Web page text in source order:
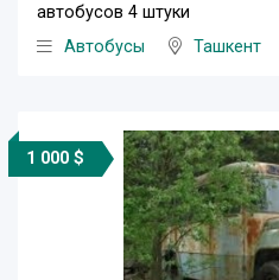
автобусов 4 штуки
Автобусы
Ташкент
1 000 $